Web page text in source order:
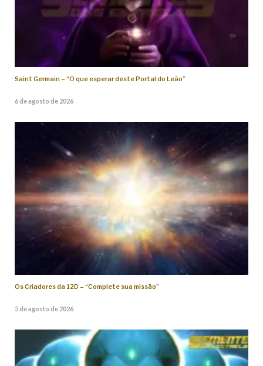
Saint Germain – “O que esperar deste Portal do Leão”
6 de agosto de 2026
Os Criadores da 12D – “Complete sua missão”
5 de agosto de 2026